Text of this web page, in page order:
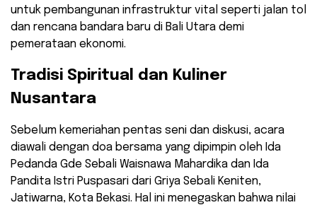
untuk pembangunan infrastruktur vital seperti jalan tol
dan rencana bandara baru di Bali Utara demi
pemerataan ekonomi.
​Tradisi Spiritual dan Kuliner
Nusantara
​Sebelum kemeriahan pentas seni dan diskusi, acara
diawali dengan doa bersama yang dipimpin oleh Ida
Pedanda Gde Sebali Waisnawa Mahardika dan Ida
Pandita Istri Puspasari dari Griya Sebali Keniten,
Jatiwarna, Kota Bekasi. Hal ini menegaskan bahwa nilai